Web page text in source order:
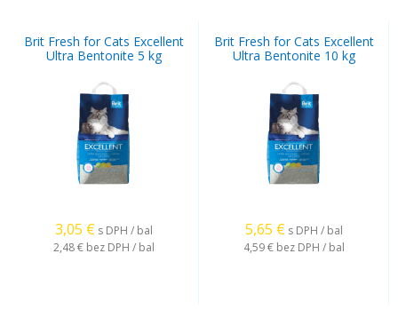
Brit Fresh for Cats Excellent
Ultra Bentonite 5 kg
3,05 € s DPH / bal
2,48 € bez DPH / bal
Brit Fresh for Cats Excellent
Ultra Bentonite 10 kg
5,65 € s DPH / bal
4,59 € bez DPH / bal